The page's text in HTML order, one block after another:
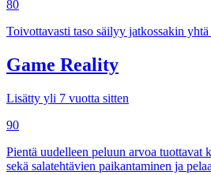
80
Toivottavasti taso säilyy jatkossakin yhtä
Game Reality
Lisätty yli 7 vuotta sitten
90
Pientä uudelleen peluun arvoa tuottavat
sekä salatehtävien paikantaminen ja